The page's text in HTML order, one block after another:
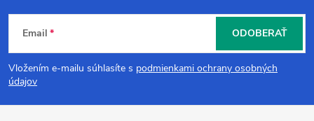
Z
á
p
Email
Vložením e-mailu súhlasíte s podmienkami ochrany osobných
údajov
ODOBERAŤ